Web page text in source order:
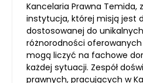
Kancelaria Prawna Temida,
instytucja, której misją jest
dostosowanej do
różnorodności oferowanych
mogą liczyć na fachowe
każdej sytuacji. Zespół
prawnych, pracujących w